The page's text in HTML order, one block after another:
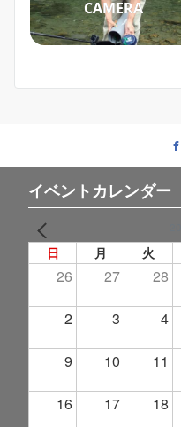
CAMERA
イベントカレンダー
日 月 火
26 27 28
2 3 4
9 10 11
16 17 18